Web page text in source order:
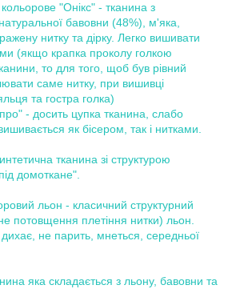
"Онікс" - тканина з
бавовни (48%), м'яка,
нитку та дірку. Легко вишивати
(якщо крапка проколу голкою
то для того, щоб був рівний
саме нитку, при вишивці
та гостра голка)
- досить цупка тканина, слабо
як бісером, так і нитками.
тканина зі структурою
домоткане".
льон - класичний структурний
потовщення плетіння нитки) льон.
не парить, мнеться, середньої
яка складається з льону, бавовни та